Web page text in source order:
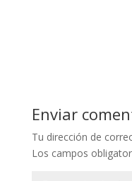
Enviar
Tu dirección de
Los campos